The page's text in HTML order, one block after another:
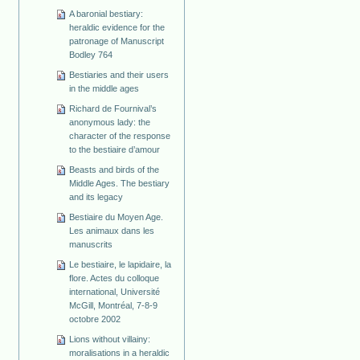
A baronial bestiary:
heraldic evidence for the
patronage of Manuscript
Bodley 764
Bestiaries and their users
in the middle ages
Richard de Fournival’s
anonymous lady: the
character of the response
to the bestiaire d’amour
Beasts and birds of the
Middle Ages. The bestiary
and its legacy
Bestiaire du Moyen Age.
Les animaux dans les
manuscrits
Le bestiaire, le lapidaire, la
flore. Actes du colloque
international, Université
McGill, Montréal, 7-8-9
octobre 2002
Lions without villainy:
moralisations in a heraldic